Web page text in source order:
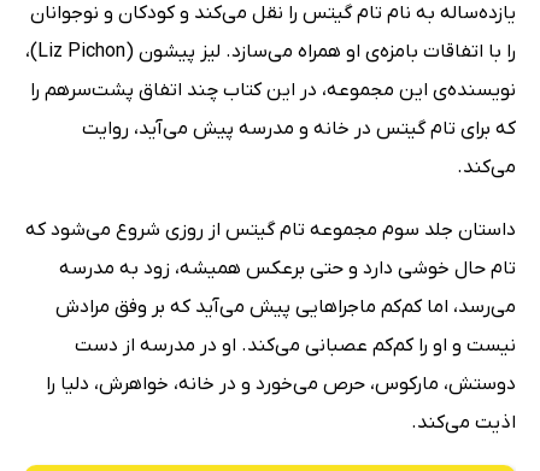
یازده‌ساله به نام تام گیتس را نقل می‌کند و کودکان و نوجوانان
را با اتفاقات بامزه‌ی او همراه می‌سازد. لیز پیشون (Liz Pichon)،
نویسنده‌ی این مجموعه، در این کتاب چند اتفاق پشت‌سرهم را
که برای تام گیتس در خانه و مدرسه پیش می‌آید، روایت
می‌کند.
داستان جلد سوم مجموعه تام گیتس از روزی شروع می‌شود که
تام حال خوشی دارد و حتی برعکس همیشه، زود به مدرسه
می‌رسد، اما کم‌کم ماجراهایی پیش می‌آید که بر وفق مرادش
نیست و او را کم‌کم عصبانی می‌کند. او در مدرسه از دست
دوستش، مارکوس، حرص می‌خورد و در خانه، خواهرش، دلیا را
اذیت می‌کند.